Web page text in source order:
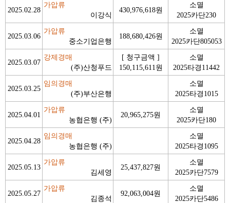
2025.02.28
가압류
이강식
430,976,618원
소멸
2025카단230
2025.03.06
가압류
중소기업은행
188,680,426원
소멸
2025카단805053
2025.03.07
강제경매
(주)산청푸드
[ 청구금액 ]
150,115,611원
소멸
2025타경11442
2025.03.25
임의경매
(주)부산은행
소멸
2025타경1015
2025.04.01
가압류
농협은행 (주)
20,965,275원
소멸
2025카단180
2025.04.28
임의경매
농협은행 (주)
소멸
2025타경1095
2025.05.13
가압류
김세영
25,437,827원
소멸
2025카단7579
2025.05.27
가압류
김종석
92,063,004원
소멸
2025카단5486